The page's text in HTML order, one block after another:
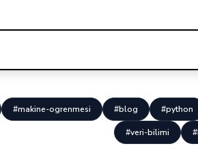
#makine-ogrenmesi #blog #python
#veri-bilimi